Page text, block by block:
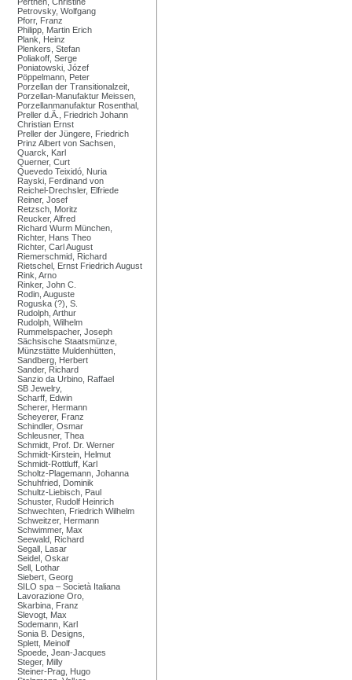
Petrovsky, Wolfgang
Pforr, Franz
Philipp, Martin Erich
Plank, Heinz
Plenkers, Stefan
Poliakoff, Serge
Poniatowski, Józef
Pöppelmann, Peter
Porzellan der Transitionalzeit,
Porzellan-Manufaktur Meissen,
Porzellanmanufaktur Rosenthal,
Preller d.Ä., Friedrich Johann
Christian Ernst
Preller der Jüngere, Friedrich
Prinz Albert von Sachsen,
Quarck, Karl
Querner, Curt
Quevedo Teixidó, Nuria
Rayski, Ferdinand von
Reichel-Drechsler, Elfriede
Reiner, Josef
Retzsch, Moritz
Reucker, Alfred
Richard Wurm München,
Richter, Hans Theo
Richter, Carl August
Riemerschmid, Richard
Rietschel, Ernst Friedrich August
Rink, Arno
Rinker, John C.
Rodin, Auguste
Roguska (?), S.
Rudolph, Arthur
Rudolph, Wilhelm
Rummelspacher, Joseph
Sächsische Staatsmünze,
Münzstätte Muldenhütten,
Sandberg, Herbert
Sander, Richard
Sanzio da Urbino, Raffael
SB Jewelry,
Scharff, Edwin
Scherer, Hermann
Scheyerer, Franz
Schindler, Osmar
Schleusner, Thea
Schmidt, Prof. Dr. Werner
Schmidt-Kirstein, Helmut
Schmidt-Rottluff, Karl
Scholtz-Plagemann, Johanna
Schuhfried, Dominik
Schultz-Liebisch, Paul
Schuster, Rudolf Heinrich
Schwechten, Friedrich Wilhelm
Schweitzer, Hermann
Schwimmer, Max
Seewald, Richard
Segall, Lasar
Seidel, Oskar
Sell, Lothar
Siebert, Georg
SILO spa – Società Italiana
Lavorazione Oro,
Skarbina, Franz
Slevogt, Max
Sodemann, Karl
Sonia B. Designs,
Splett, Meinolf
Spoede, Jean-Jacques
Steger, Milly
Steiner-Prag, Hugo